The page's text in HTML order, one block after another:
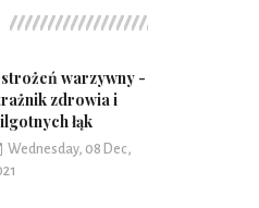
warzywny -
zdrowia i
łąk
Wednesday, 08 Dec,